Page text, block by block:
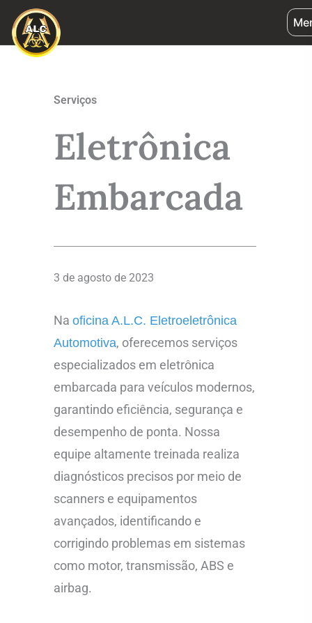
para
conteúdo
Serviços
Eletrônica
Embarcada
3 de agosto de 2023
Naoficina A.L.C. Eletroeletrônica
Automotiva, oferecemos serviços
especializados em eletrônica
embarcada para veículos modernos,
garantindo eficiência, segurança e
desempenho de ponta. Nossa
equipe altamente treinada realiza
diagnósticos precisos por meio de
scanners e equipamentos
avançados, identificando e
corrigindo problemas em sistemas
como motor, transmissão, ABS e
airbag.